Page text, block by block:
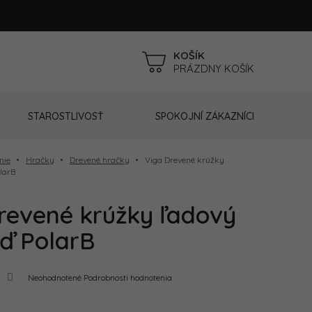
NÁKUPNÝPRÁZDNY KOŠÍK
STAROSTLIVOSŤ SPOKOJNÍ ZÁKAZNÍCI
Hračky Drevené hračky
Viga Drevené krúžky
krúžky ľadový
PolarB
Priemerné
Neohodnotené Podrobnosti hodnotenia